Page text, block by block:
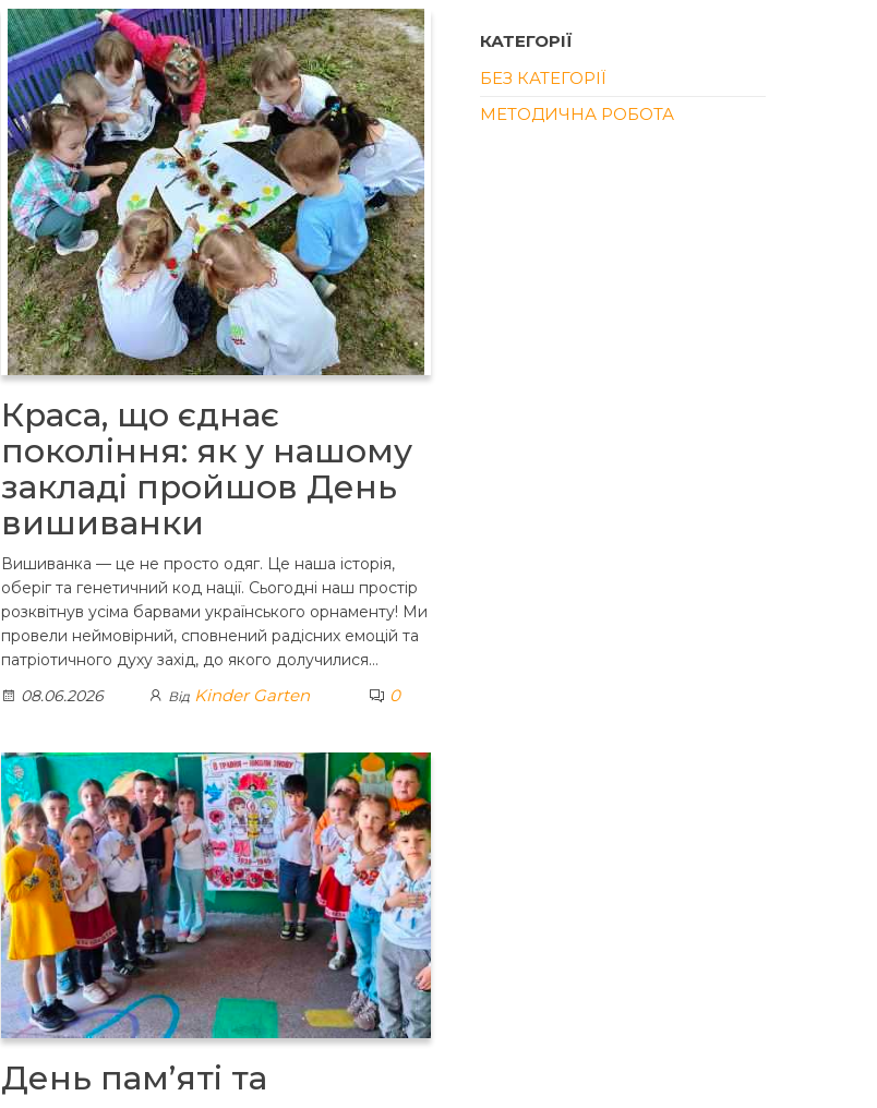
Краса, що єднає
покоління: як у нашому
закладі пройшов День
вишиванки
Вишиванка — це не просто одяг. Це наша історія,
оберіг та генетичний код нації. ​Сьогодні наш простір
розквітнув усіма барвами українського орнаменту! Ми
провели неймовірний, сповнений радісних емоцій та
патріотичного духу захід, до якого долучилися…
08.06.2026
Від Kinder Garten 0
День пам’яті та
КАТЕГОРІЇ
БЕЗ КАТЕГОРІЇ
МЕТОДИЧНА РОБОТА